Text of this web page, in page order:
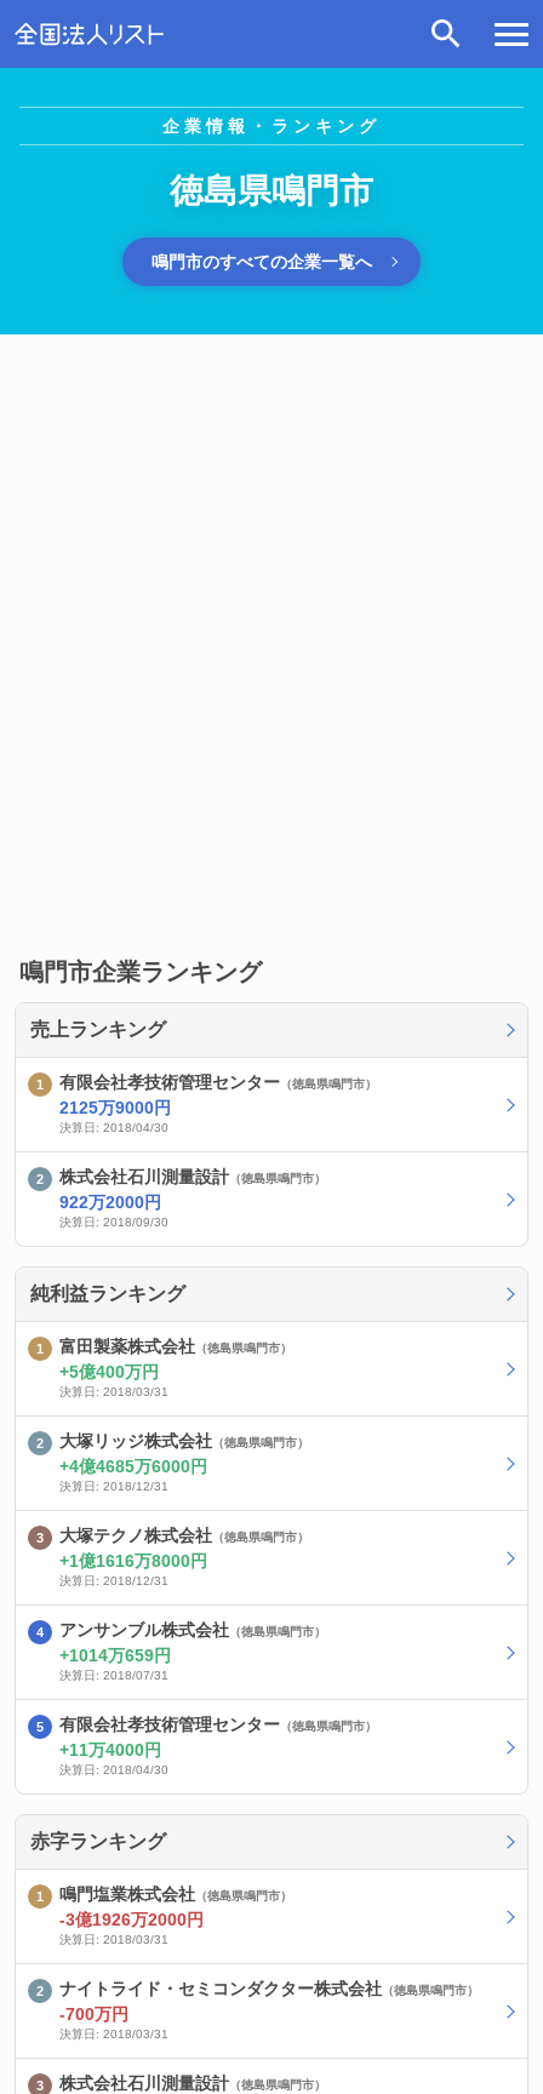
企業情報・ランキング
徳島県鳴門市
鳴門市のすべての企業一覧へ
鳴門市企業ランキング
売上ランキング
有限会社孝技術管理センター （徳島県鳴門市）
2125万9000円
決算日: 2018/04/30
株式会社石川測量設計 （徳島県鳴門市）
922万2000円
決算日: 2018/09/30
純利益ランキング
富田製薬株式会社 （徳島県鳴門市）
5億400万円
決算日: 2018/03/31
大塚リッジ株式会社 （徳島県鳴門市）
4億4685万6000円
決算日: 2018/12/31
大塚テクノ株式会社 （徳島県鳴門市）
1億1616万8000円
決算日: 2018/12/31
アンサンブル株式会社 （徳島県鳴門市）
1014万659円
決算日: 2018/07/31
有限会社孝技術管理センター （徳島県鳴門市）
11万4000円
決算日: 2018/04/30
赤字ランキング
鳴門塩業株式会社 （徳島県鳴門市）
-3億1926万2000円
決算日: 2018/03/31
ナイトライド・セミコンダクター株式会社 （徳島県鳴門市）
-700万円
決算日: 2018/03/31
株式会社石川測量設計 （徳島県鳴門市）